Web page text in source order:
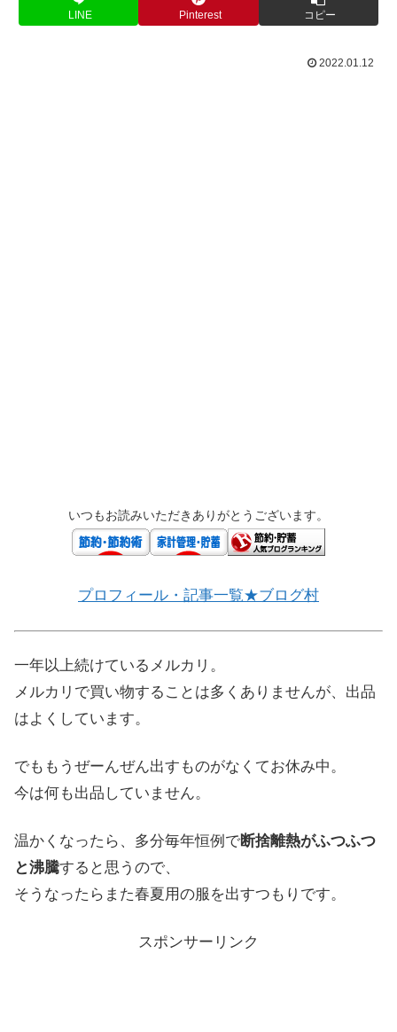
LINE Pinterest コピー
2022.01.12
いつもお読みいただきありがとうございます。
プロフィール・記事一覧★ブログ村
一年以上続けているメルカリ。
メルカリで買い物することは多くありませんが、出品
はよくしています。
でももうぜーんぜん出すものがなくてお休み中。
今は何も出品していません。
温かくなったら、多分毎年恒例で断捨離熱がふつふつ
と沸騰すると思うので、
そうなったらまた春夏用の服を出すつもりです。
スポンサーリンク